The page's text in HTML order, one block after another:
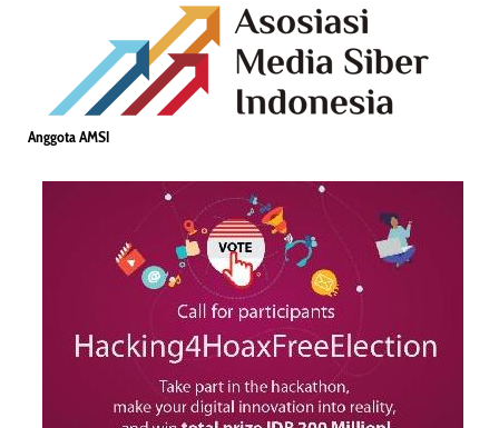
Anggota AMSI